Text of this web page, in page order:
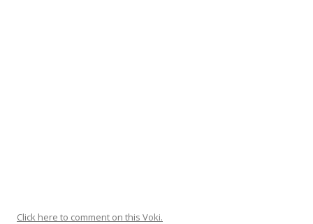
Click here to comment on this Voki.